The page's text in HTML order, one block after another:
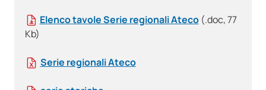
Elenco tavole Serie regionali Ateco (.doc, 77
Kb)
Serie regionali Ateco